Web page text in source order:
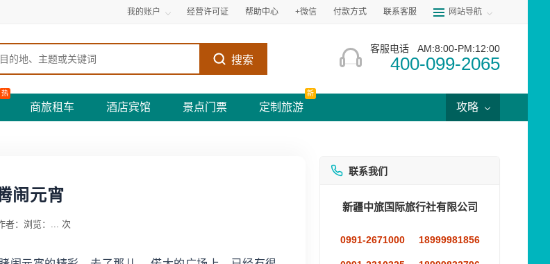
我的账户 经营许可证 帮助中心 +微信 付款方式 联系客服 网站导航
搜索
客服电话 AM:8:00-PM:12:00
400-099-2065
热
商旅租车 酒店宾馆 景点门票 定制旅游
新
攻略
闹元宵
者： 浏览： ... 次
联系我们
新疆中旅国际旅行社有限公司
0991-2671000 18999981856